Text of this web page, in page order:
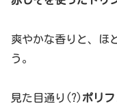
爽やかな香りと、ほ
う。
見た目通り(?) ポリ